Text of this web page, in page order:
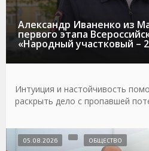
Александр Иваненко из
первого этапа
«Народный участковый –
Интуиция и настойчивость
раскрыть дело с пропавшей
05.08.2026 ОБЩЕСТВО